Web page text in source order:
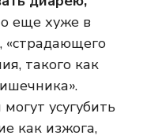
еще хуже в
«страдающего
такого как
усугубить
как изжога,